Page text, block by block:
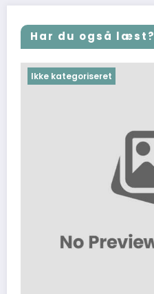
Har du også læst?
Ikke kategoriseret